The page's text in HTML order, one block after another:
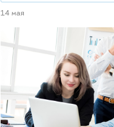
14 мая